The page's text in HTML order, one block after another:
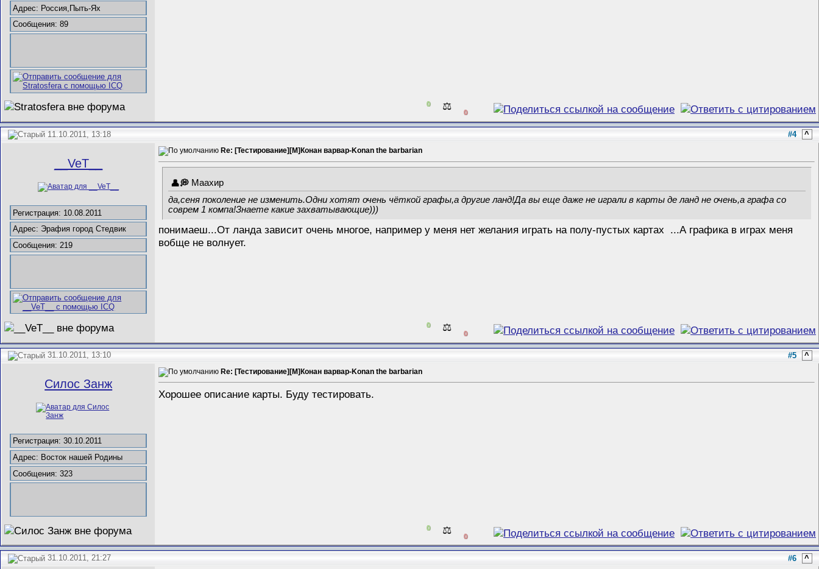
Адрес: Россия,Пыть-Ях
Сообщения: 89
0 ⚖️ 0
11.10.2011, 13:18 #4 ^
__VeT__
Регистрация: 10.08.2011
Адрес: Эрафия город Стедвик
Сообщения: 219
Re: [Тестирование][M]Конан варвар-Konan the barbarian
Маахир
да,сеня поколение не изменить.Одни хотят очень чёткой графы,а другие ланд!Да вы еще даже не играли в карты де ланд не очень,а графа со
соврем 1 компа!Знаете какие захватывающие)))
понимаеш...От ланда зависит очень многое, например у меня нет желания играть на полу-пустых картах ...А графика в играх меня
вобще не волнует.
0 ⚖️ 0
31.10.2011, 13:10 #5 ^
Силос Занж
Регистрация: 30.10.2011
Адрес: Восток нашей Родины
Сообщения: 323
Re: [Тестирование][M]Конан варвар-Konan the barbarian
Хорошее описание карты. Буду тестировать.
0 ⚖️ 0
31.10.2011, 21:27 #6 ^